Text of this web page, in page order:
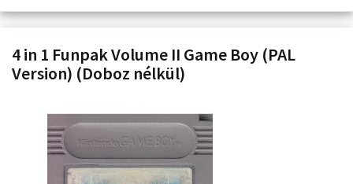
4 in 1 Funpak Volume II Game Boy (PAL
Version) (Doboz nélkül)